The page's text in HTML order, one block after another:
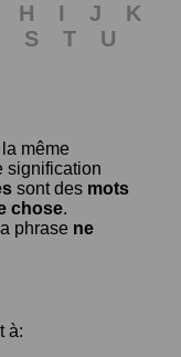
H I J
K
S T
U
même
signification
sont des mots
chose.
phrase ne
à: